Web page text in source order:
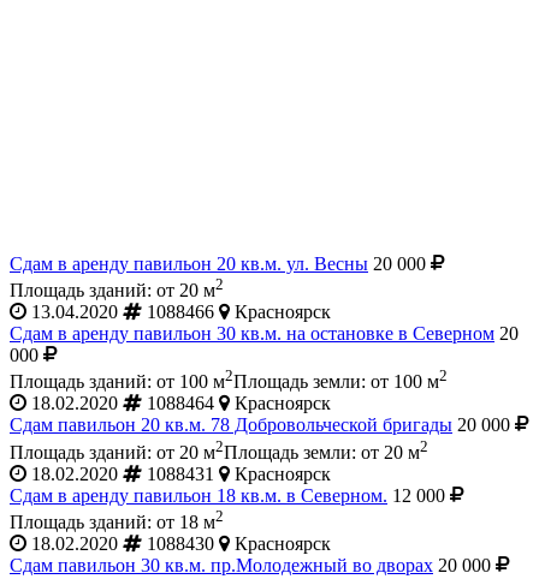
Сдам в аренду павильон 20 кв.м. ул. Весны 20 000
Площадь зданий: от 20 м2
13.04.2020 1088466
Красноярск
Сдам в аренду павильон 30 кв.м. на остановке в Северном 20
000
Площадь зданий: от 100 м2Площадь земли: от 100 м2
18.02.2020 1088464
Красноярск
Сдам павильон 20 кв.м. 78 Добровольческой бригады 20 000
Площадь зданий: от 20 м2Площадь земли: от 20 м2
18.02.2020 1088431
Красноярск
Сдам в аренду павильон 18 кв.м. в Северном. 12 000
Площадь зданий: от 18 м2
18.02.2020 1088430
Красноярск
Сдам павильон 30 кв.м. пр.Молодежный во дворах 20 000